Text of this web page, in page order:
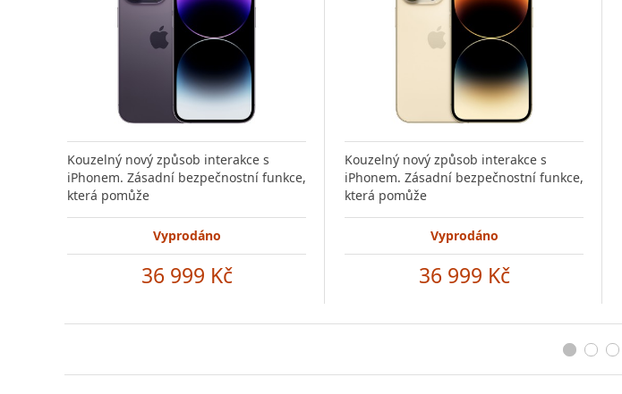
Kouzelný nový způsob interakce s
iPhonem. Zásadní bezpečnostní funkce,
která pomůže
Vyprodáno
36 999 Kč
Kouzelný nový způsob interakce s
iPhonem. Zásadní bezpečnostní funkce,
která pomůže
Vyprodáno
36 999 Kč